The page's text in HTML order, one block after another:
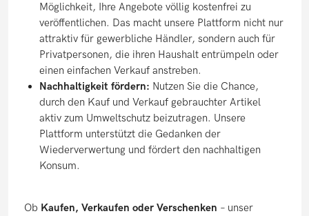
Möglichkeit, Ihre Angebote völlig kostenfrei zu
veröffentlichen. Das macht unsere Plattform nicht nur
attraktiv für gewerbliche Händler, sondern auch für
Privatpersonen, die ihren Haushalt entrümpeln oder
einen einfachen Verkauf anstreben.
Nachhaltigkeit fördern: Nutzen Sie die Chance,
durch den Kauf und Verkauf gebrauchter Artikel
aktiv zum Umweltschutz beizutragen. Unsere
Plattform unterstützt die Gedanken der
Wiederverwertung und fördert den nachhaltigen
Konsum.
Ob Kaufen, Verkaufen oder Verschenken – unser